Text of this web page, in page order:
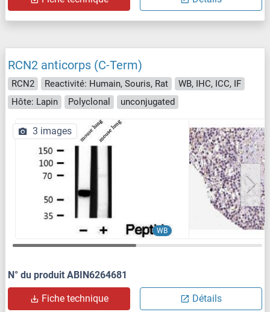
RCN2 anticorps (C-Term)
RCN2 Reactivité: Humain, Souris, Rat
WB, IHC, ICC, IF
Hôte: Lapin
Polyclonal unconjugated
WB
3 images
N° du produit ABIN6264681
Fiche technique Détails